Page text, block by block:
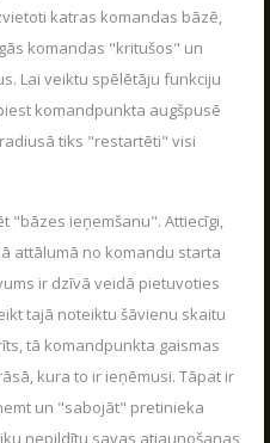
katras komandas bāzē,
komandas "kritušos" un
Lai veiktu spēlētāju funkciju
komandpunkta augšpusē
tiks "restartēti" visi
"bāzes ieņemšanu". Attiecīgi,
attālumā no komandu starta
ir dzīvā veidā pietuvoties
tajā noteiktu šāvienu skaitu
tā komandpunkta gaismas
kura to ir ieņēmusi. Tāpat ir
un "sabojāt" pretinieka
nepildītu savas atjaunošanas
spēles
spēles
kartes
MUMS
atsauksmes un priekšlikumus